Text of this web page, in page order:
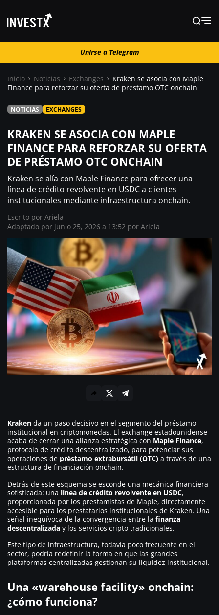
Unirse a Telegram
Guías
Trading
¿ Dónde comprar ?
Unirse a Telegram
Inicio Noticias Exchanges
Kraken se asocia con Maple
Finance para reforzar su oferta de préstamo OTC onchain
NOTICIAS EXCHANGES
KRAKEN SE ASOCIA CON MAPLE
FINANCE PARA REFORZAR SU OFERTA
DE PRÉSTAMO OTC ONCHAIN
Kraken se alía con Maple Finance para ofrecer una
línea de crédito revolvente en USDC a clientes
institucionales mediante infraestructura onchain.
Escrito por Ariela
Adaptado por junio 25, 2026 a 13:52 por Ariela
Kraken da un paso decisivo en el segmento del préstamo
institucional en criptomonedas. El exchange estadounidense
acaba de cerrar una alianza estratégica con Maple Finance,
protocolo de crédito descentralizado, para potenciar sus
operaciones de préstamo extrabursátil (OTC) a través de una
estructura de financiación onchain.
Detrás de este esquema se esconde una mecánica financiera
sofisticada: una línea de crédito revolvente en USDC,
proporcionada por los prestamistas de Maple, directamente
accesible para los prestatarios institucionales de Kraken. Una
señal inequívoca de la convergencia entre la finanza
descentralizada y los servicios cripto tradicionales.
Este tipo de infraestructura, todavía poco frecuente en el
sector, podría redefinir la forma en que las grandes
plataformas centralizadas gestionan su liquidez institucional.
Una «warehouse facility» onchain:
¿cómo funciona?